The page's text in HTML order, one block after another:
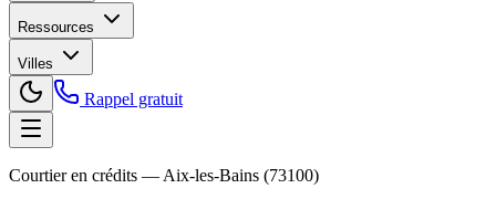
Ressources
Villes
Rappel gratuit
Courtier en crédits — Aix-les-Bains (73100)